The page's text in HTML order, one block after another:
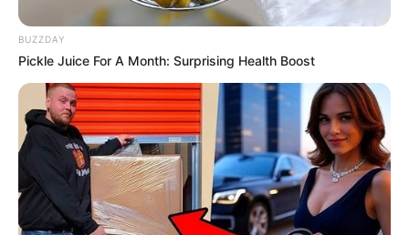
BUZZDAY
Pickle Juice For A Month: Surprising Health Boost